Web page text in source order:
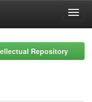
Repository